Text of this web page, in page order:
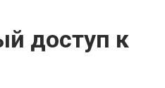
доступ к